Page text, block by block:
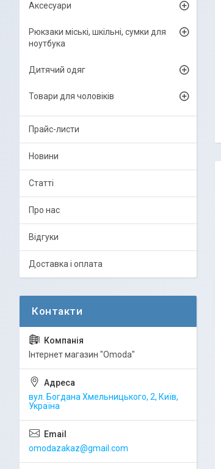
Аксесуари
Рюкзаки міські, шкільні, сумки для
ноутбука
Дитячий одяг
Товари для чоловіків
Прайс-листи
Новини
Статті
Про нас
Відгуки
Доставка і оплата
Інтернет магазин "Omoda"
вул. Богдана Хмельницького, 2, Київ,
Україна
omodazakaz@gmail.com